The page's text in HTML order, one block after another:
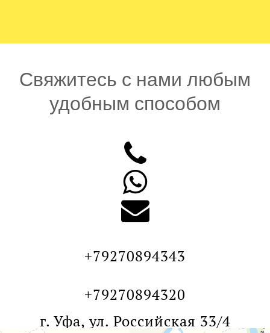
Свяжитесь с нами любым
удобным способом



+79270894343
+79270894320
г. Уфа, ул. Российская 33/4